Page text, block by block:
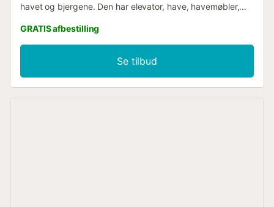
havet og bjergene. Den har elevator, have, havemøbler,
hårtørrer, varmepumpevarme, aircondition,
fælles+børnepool, garage i samme bygning, fjernsyn. Det
separate køkken med keramisk kogeplade er udstyret
med køleskab, mikroovn, ovn, fryser, vaskemaskine,
opvaskemaskine, service/bestik, køkkenredskaber,
GRATIS afbestilling
Se tilbud